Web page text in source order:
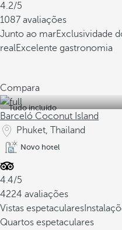
4.2/5
1087 avaliações
Junto ao marExclusividade
realExcelente gastronomia
Compara
Tudo incluído
Barceló Coconut Island
Phuket, Thailand
Novo hotel
4.4/5
4224 avaliações
Vistas espetaculares
Quartos espetaculares